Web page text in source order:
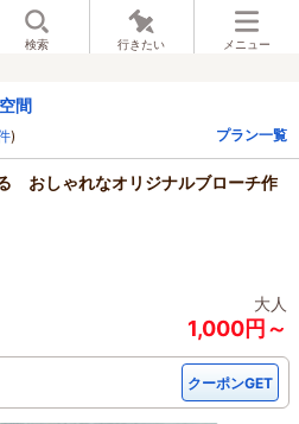
検索 行きたい メニュー
間
) プラン一覧
おしゃれなオリジナルブローチ作
大人
1,000円～
クーポンGET